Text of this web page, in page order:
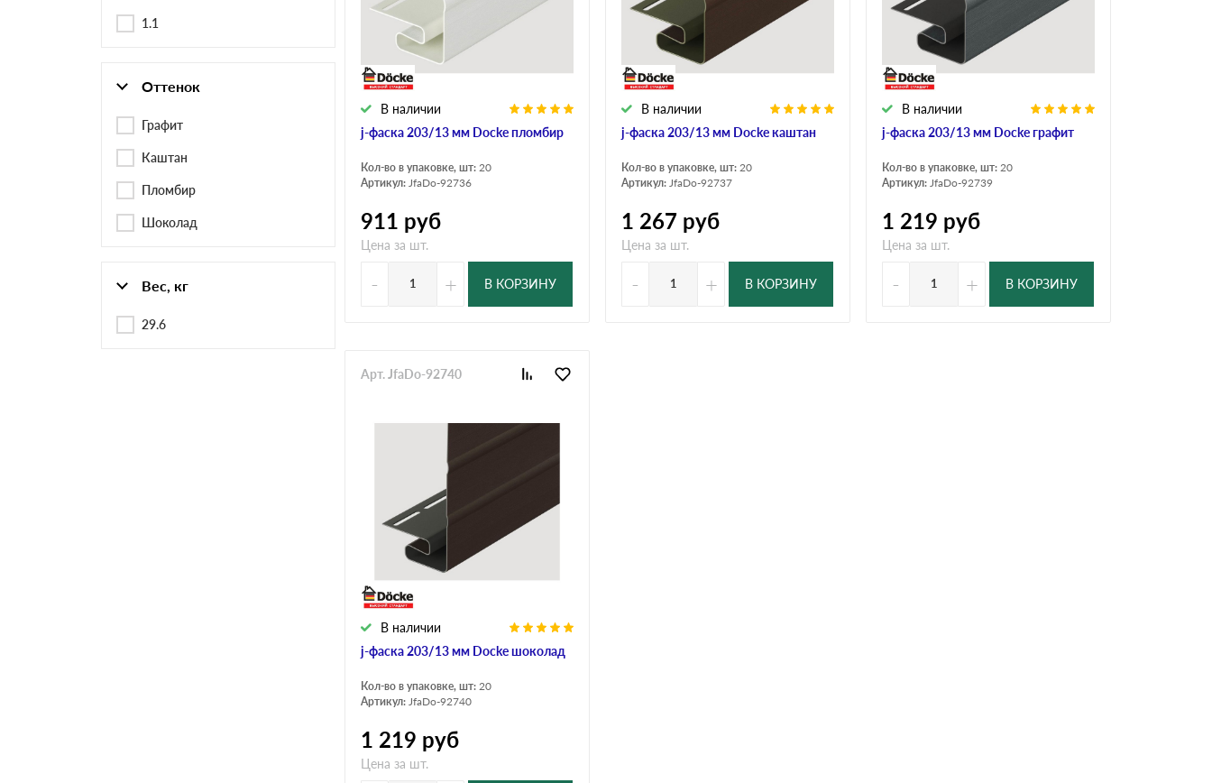
Черепица Ондулин Ондулин Смарт Ондутисс
Шифер 7-волновой
1.1
Оттенок
Графит
Каштан
Пломбир
Шоколад
Вес, кг
29.6
j-фаска 203/13 мм Docke пломбир
В наличии
Кол-во в упаковке, шт: 20
Артикул: JfaDo-92736
911 руб
Цена за шт.
- + В КОРЗИНУ
j-фаска 203/13 мм Docke каштан
В наличии
Кол-во в упаковке, шт: 20
Артикул: JfaDo-92737
1 267 руб
Цена за шт.
- + В КОРЗИНУ
j-фаска 203/13 мм Docke графит
В наличии
Кол-во в упаковке, шт: 20
Артикул: JfaDo-92739
1 219 руб
Цена за шт.
- + В КОРЗИНУ
j-фаска 203/13 мм Docke шоколад
В наличии
Арт. JfaDo-92740
Кол-во в упаковке, шт: 20
Артикул: JfaDo-92740
1 219 руб
Цена за шт.